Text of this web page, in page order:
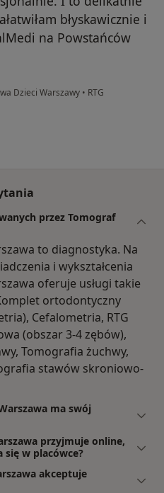
błyskawicznie i
na Powstańców
Dzieci Warszawy • RTG
przez Tomograf
to diagnostyka. Na
i wykształcenia
oferuje usługi takie
ortodontyczny
Cefalometria, RTG
(obszar 3-4 zębów),
Tomografia żuchwy,
stawów skroniowo-
ma swój
przyjmuje online,
się w placówce?
akceptuje